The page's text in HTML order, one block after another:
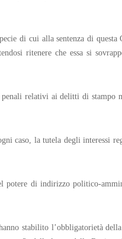
di cui alla sentenza di questa
ritenere che essa si
relativi ai delitti di stampo
caso, la tutela degli interessi
potere di indirizzo politico-
stabilito l’obbligatorietà